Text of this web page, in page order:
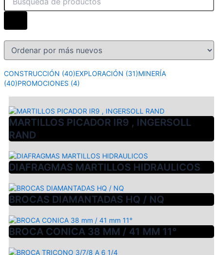
CONSTRUCCIÓN (40)EXPLORACIÓN (31)MINERÍA
(40)PROMOCIONES (4)
MARTILLOS PICADOR IR9 , INGERSOLL
RAND
DIAFRAGMAS MARTILLOS HIDRAULICOS
BROCAS DIAMANTADAS HQ / NQ
BROCA CONICA 38 MM / 41 MM 11°